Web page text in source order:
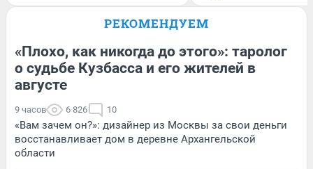
РЕКОМЕНДУЕМ
«Плохо, как никогда до этого»: таролог
о судьбе Кузбасса и его жителей в
августе
9 часов 6 826 10
«Вам зачем он?»: дизайнер из Москвы за свои деньги
восстанавливает дом в деревне Архангельской
области